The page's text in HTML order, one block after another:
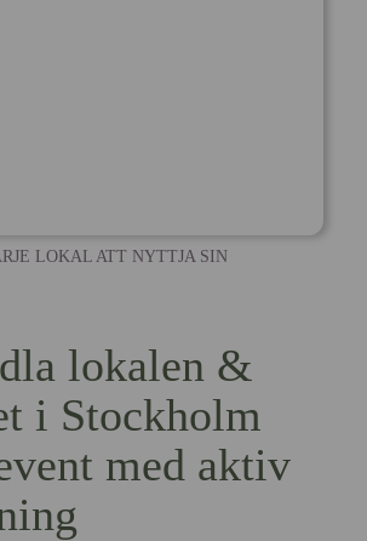
LOKAL ATT NYTTJA SIN
lokalen &
i Stockholm
med aktiv